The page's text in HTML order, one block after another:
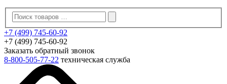
+7 (499) 745-60-92
+7 (499) 745-60-92
Заказать обратный звонок
8-800-505-77-22 техническая служба